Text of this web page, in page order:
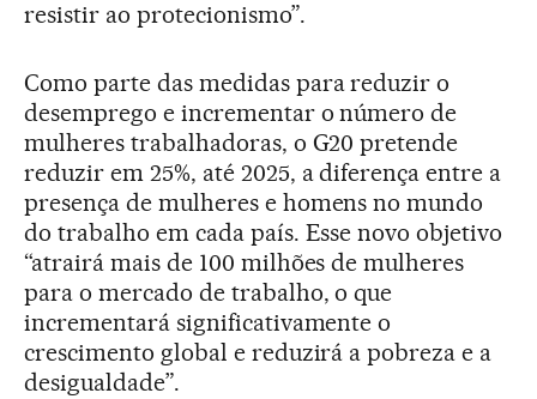
resistir ao protecionismo”.
Como parte das medidas para reduzir o
desemprego e incrementar o número de
mulheres trabalhadoras, o G20 pretende
reduzir em 25%, até 2025, a diferença entre a
presença de mulheres e homens no mundo
do trabalho em cada país. Esse novo objetivo
“atrairá mais de 100 milhões de mulheres
para o mercado de trabalho, o que
incrementará significativamente o
crescimento global e reduzirá a pobreza e a
desigualdade”.